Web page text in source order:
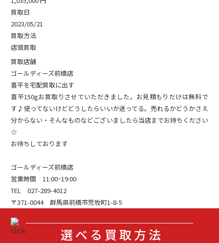
買取日
2023/05/21
買取方法
店頭買取
買取店舗
ゴールディーズ前橋店
喜平を宅配買取に出す
喜平150gお買取りさせていただきました。お見積もりだけは無料で
す♪使ってないけどどうしたらいいか迷ってる。売れるかどうかさえ
分からない・そんなものなどございましたら当店までお持ちください
☆
お待ちしております
ゴールディーズ前橋店
営業時間 11:00~19:00
TEL 027-289-4012
〒371-0044 群馬県前橋市荒牧町1-8-5
選べる買取方法